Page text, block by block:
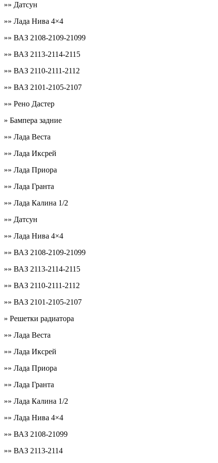
»» Датсун
»» Лада Нива 4×4
»» ВАЗ 2108-2109-21099
»» ВАЗ 2113-2114-2115
»» ВАЗ 2110-2111-2112
»» ВАЗ 2101-2105-2107
»» Рено Дастер
» Бампера задние
»» Лада Веста
»» Лада Иксрей
»» Лада Приора
»» Лада Гранта
»» Лада Калина 1/2
»» Датсун
»» Лада Нива 4×4
»» ВАЗ 2108-2109-21099
»» ВАЗ 2113-2114-2115
»» ВАЗ 2110-2111-2112
»» ВАЗ 2101-2105-2107
» Решетки радиатора
»» Лада Веста
»» Лада Иксрей
»» Лада Приора
»» Лада Гранта
»» Лада Калина 1/2
»» Лада Нива 4×4
»» ВАЗ 2108-21099
»» ВАЗ 2113-2114